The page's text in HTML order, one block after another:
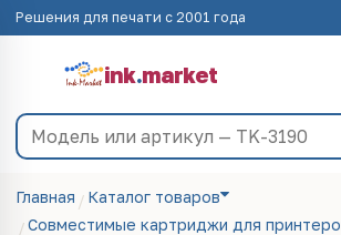
Решения для печати с 2001 года
ink.market
Главная
Каталог товаров
Совместимые картриджи для